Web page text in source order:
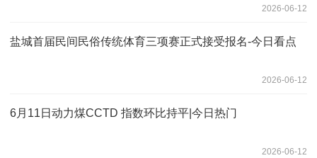
2026-06-12
盐城首届民间民俗传统体育三项赛正式接受报名-今日看点
2026-06-12
6月11日动力煤CCTD 指数环比持平|今日热门
2026-06-12